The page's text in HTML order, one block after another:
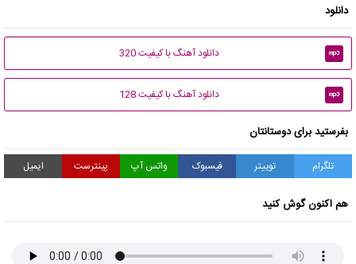
دانلود
mp3 دانلود آهنگ با کیفیت 320
mp3 دانلود آهنگ با کیفیت 128
بفرستید برای دوستانتان
تلگرام توییتر فیسبوک واتس آپ پینترست ایمیل
هم اکنون گوش کنید